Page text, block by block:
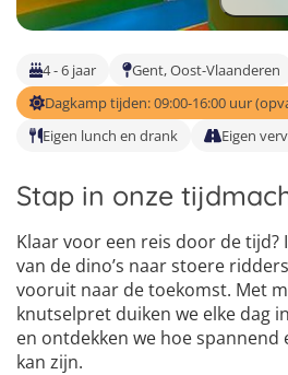
4 - 6 jaar Gent, Oost-Vlaanderen
Dagkamp tijden: 09:00-16:00 uur
Eigen lunch en drank
Eigen
Stap in onze
Klaar voor een reis door de tijd?
van de dino’s naar stoere
vooruit naar de toekomst. Met
knutselpret duiken we elke dag
en ontdekken we hoe
kan zijn.